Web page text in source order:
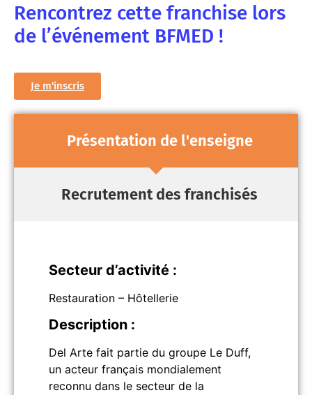
Rencontrez cette franchise lors
de l’événement BFMED !
Je m'inscris
Présentation de l'enseigne
Recrutement des franchisés
Secteur d’activité :
Restauration – Hôtellerie
Description :
Del Arte fait partie du groupe Le Duff,
un acteur français mondialement
reconnu dans le secteur de la